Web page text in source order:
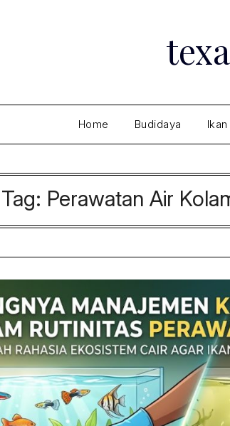
Home Budidaya
Tag: Perawatan Air